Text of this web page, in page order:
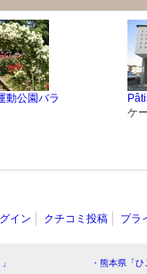
動公園バラ
ケ
イン クチコミ投稿 プラ
・熊本県「